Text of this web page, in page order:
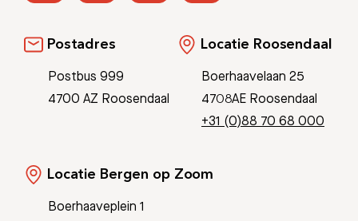
Postadres
Postbus 999
4700 AZ Roosendaal
Locatie Roosendaal
Boerhaavelaan 25
4708AE Roosendaal
+31 (0)88 70 68 000
Locatie Bergen op Zoom
Boerhaaveplein 1